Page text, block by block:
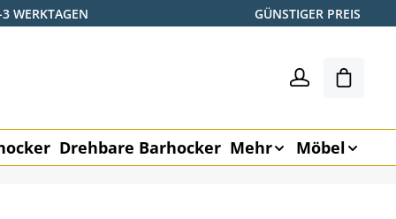
WERKTAGEN GÜNSTIGER PREIS
Drehbare Barhocker Mehr Möbel